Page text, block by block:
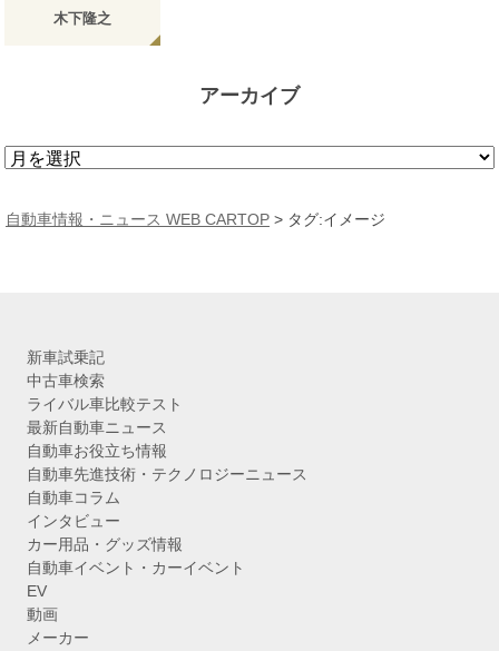
木下隆之
アーカイブ
ア
カ
自動車情報・ニュース WEB CARTOP > タグ:イメージ
新車試乗記
中古車検索
ライバル車比較テスト
最新自動車ニュース
自動車お役立ち情報
自動車先進技術・テクノロジーニュース
自動車コラム
インタビュー
カー用品・グッズ情報
自動車イベント・カーイベント
EV
動画
メーカー